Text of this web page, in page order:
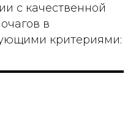
с качественной
в
критериями: